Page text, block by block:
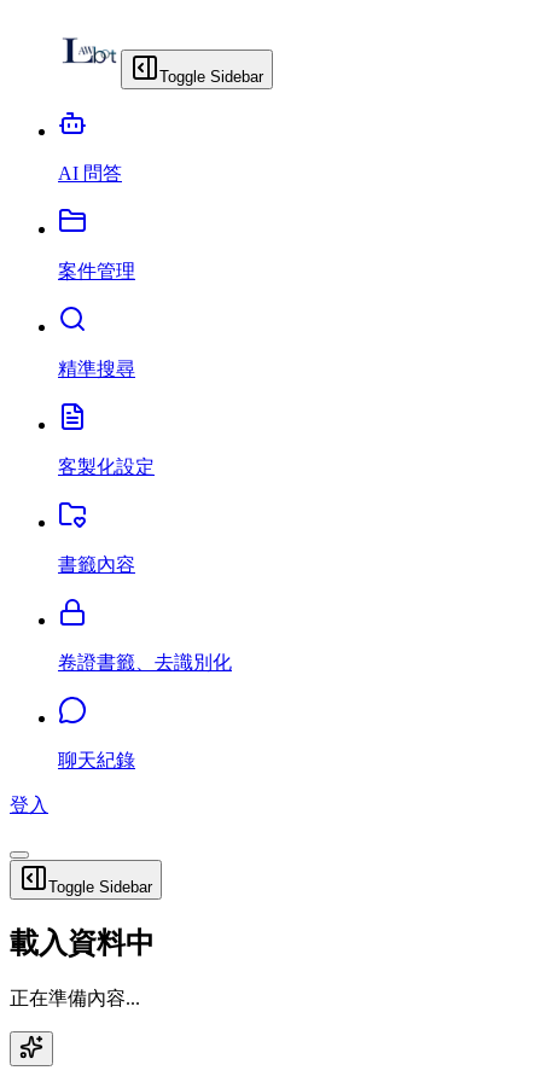
Toggle Sidebar
AI 問答
案件管理
精準搜尋
客製化設定
書籤內容
卷證書籤、去識別化
聊天紀錄
登入
Toggle Sidebar
載入資料中
正在準備內容...